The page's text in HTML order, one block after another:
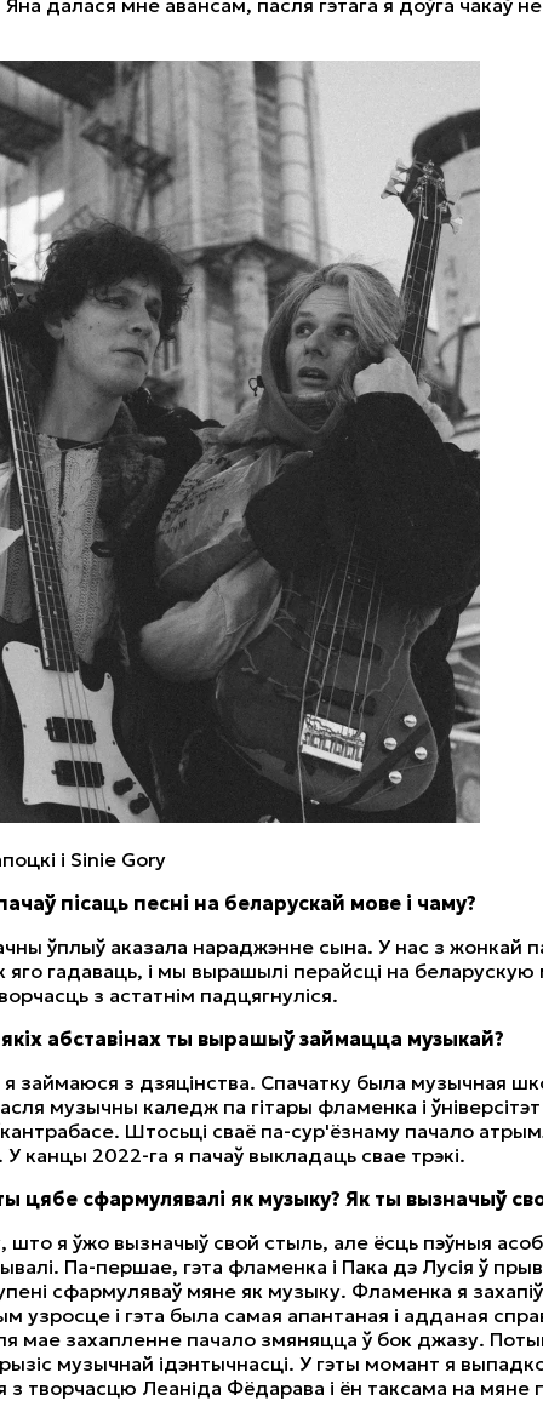
Яна далася мне авансам, пасля гэтага я доўга чакаў
i Sinie Gory
пісаць песні на беларускай мове і чаму?
ўплыў аказала нараджэнне сына. У нас з жонкай
яго гадаваць, і мы вырашылі перайсці на беларускую
з астатнім падцягнуліся.
абставінах ты вырашыў займацца музыкай?
займаюся з дзяцінства. Спачатку была музычная
музычны каледж па гітары фламенка і
Штосьці сваё па-сур'ёзнаму пачало
У канцы 2022-га я пачаў выкладаць свае трэкі.
цябе сфармулявалі як музыку? Як ты вызначыў
я ўжо вызначыў свой стыль, але ёсць пэўныя
Па-першае, гэта фламенка і Пака дэ Лусія ў
сфармуляваў мяне як музыку. Фламенка я
узросце і гэта была самая апантаная і адданая
мае захапленне пачало змяняцца ў бок джазу.
музычнай ідэнтычнасці. У гэты момант я
з творчасцю Леаніда Фёдарава і ён таксама на мяне